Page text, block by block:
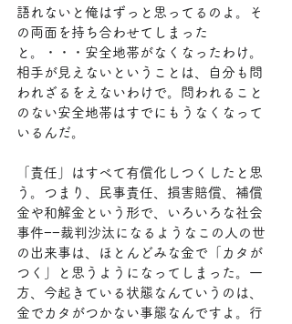
語れないと俺はずっと思ってるのよ。そ
の両面を持ち合わせてしまった
と。・・・安全地帯がなくなったわけ。
相手が見えないということは、自分も問
われざるをえないわけで。問われること
のない安全地帯はすでにもうなくなって
いるんだ。
「責任」はすべて有償化しつくしたと思
う。つまり、民事責任、損害賠償、補償
金や和解金という形で、いろいろな社会
事件−−裁判沙汰になるようなこの人の世
の出来事は、ほとんどみな金で「カタが
つく」と思うようになってしまった。一
方、今起きている状態なんていうのは、
金でカタがつかない事態なんですよ。行